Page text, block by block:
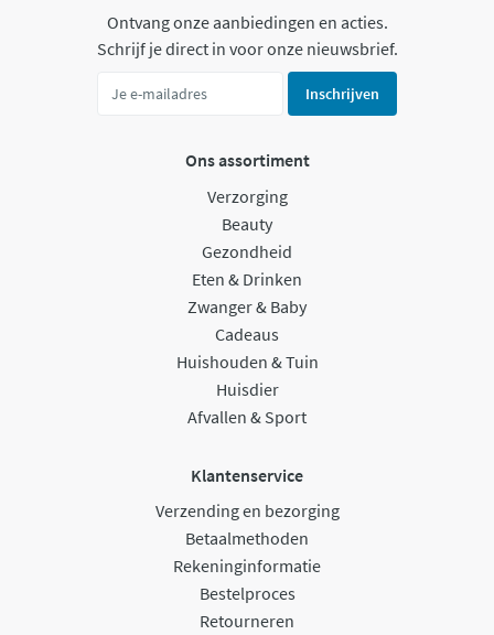
Ontvang onze aanbiedingen en acties.
Schrijf je direct in voor onze nieuwsbrief.
Inschrijven
Ons assortiment
Verzorging
Beauty
Gezondheid
Eten & Drinken
Zwanger & Baby
Cadeaus
Huishouden & Tuin
Huisdier
Afvallen & Sport
Klantenservice
Verzending en bezorging
Betaalmethoden
Rekeninginformatie
Bestelproces
Retourneren